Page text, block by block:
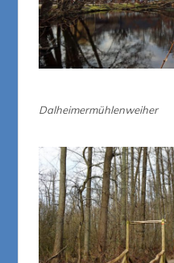
Dalheimermühlenweiher